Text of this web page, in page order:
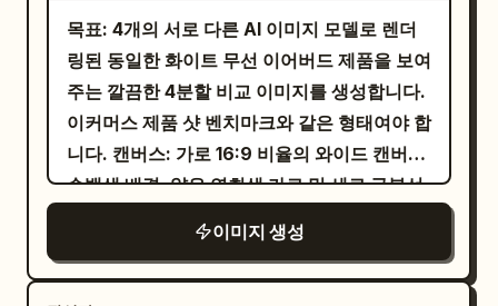
구성하세요: 왼쪽 눈, 오른쪽 눈, 눈썹, 코 정면/
측면, 입술, 귀, 턱선, 피부 질감, 앞머리 구조,
옆머리, 뒷머리, 머리카락 끝 흐름, 손. 왼쪽에
는 5~7개의 정확한 색상 샘플을 추가하세요:
머리카락 색, 동공 색, 피부색, 입술 색, 의상
등 미니멀한 '고정 포인트(Fixed Points)'를
포함하세요. 배경은 깨끗하고 부드러운 균일
조명을 사용하며, 영화적 조명이나 강한 피사
굴 한쪽에만 드라마틱한 빛을 비추고 반대쪽은
완전히 어둡게 처리) - 중간 행, 왼쪽에서 오른
쪽으로: 버터플라이 조명 (정면에서 약간 높은
위치에서 비추는 클래식한 대칭형 조명, 코 아
래에 작은 그림자 형성) 고보 패턴 (베네치안 블
라인드) (베네치안 블라인드를 통과한 빛이 얼
굴과 의상에 선형 그림자를 드리우며, 배경에
도 그림자가 나타남) 언더 라이팅 (업라이트)
(아래에서 위로 비추는 조명, 역그림자를 생성
하여 분위기 있는 느낌 연출) - 하단 행, 왼쪽에
목표: 4개의 서로 다른 AI 이미지 모델로 렌더
링된 동일한 화이트 무선 이어버드 제품을 보여
주는 깔끔한 4분할 비교 이미지를 생성합니다.
이커머스 제품 샷 벤치마크와 같은 형태여야 합
니다. 캔버스: 가로 16:9 비율의 와이드 캔버스,
순백색 배경, 얇은 연회색 가로 및 세로 구분선
면 중앙에 제품 렌더링을 배치하고 사분면 하단
이미지 생성